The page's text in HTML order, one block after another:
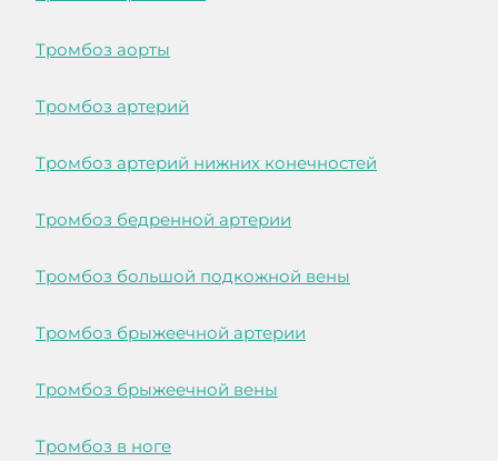
Тромбоз аорты
Тромбоз артерий
Тромбоз артерий нижних конечностей
Тромбоз бедренной артерии
Тромбоз большой подкожной вены
Тромбоз брыжеечной артерии
Тромбоз брыжеечной вены
Тромбоз в ноге